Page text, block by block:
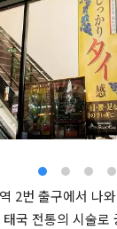
2번 출구에서 나
국 전통의 시술